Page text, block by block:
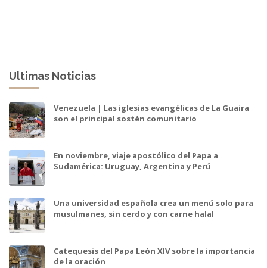
Ultimas Noticias
Venezuela | Las iglesias evangélicas de La Guaira
son el principal sostén comunitario
En noviembre, viaje apostólico del Papa a
Sudamérica: Uruguay, Argentina y Perú
Una universidad española crea un menú solo para
musulmanes, sin cerdo y con carne halal
Catequesis del Papa León XIV sobre la importancia
de la oración